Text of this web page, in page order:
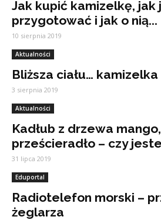
Jak kupić kamizelkę, jak
przygotować i jak o nią...
10 sierpnia 2019
Aktualności
Bliższa ciału… kamizelka
3 sierpnia 2019
Aktualności
Kadłub z drzewa
prześcieradło – czy
31 lipca 2019
Eduportal
Radiotelefon morski –
żeglarza